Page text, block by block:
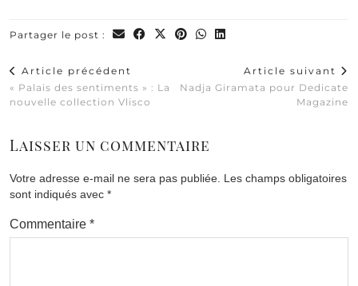
Partager le post :
Article précédent
« Palais des sentiments » : La
nouvelle collection Vlisco
Article suivant
Nadja Giramata pour Dedicate
Magazine
Laisser un commentaire
Votre adresse e-mail ne sera pas publiée. Les champs obligatoires
sont indiqués avec *
Commentaire *